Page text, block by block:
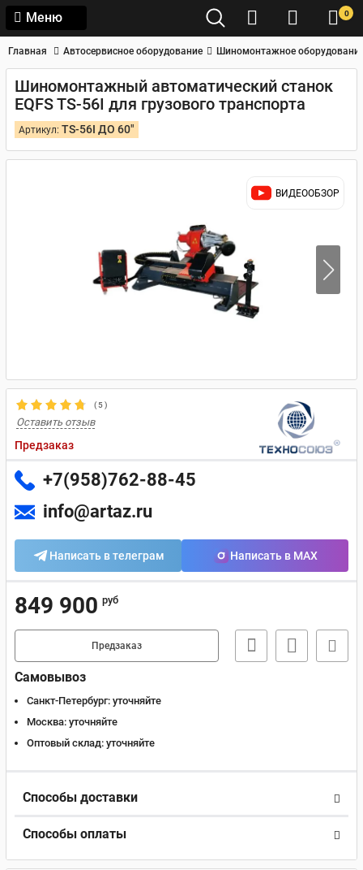
Меню 0
Главная Автосервисное оборудование Шиномонтажное
Шиномонтажный автоматический станок
EQFS TS-56I для грузового транспорта
Артикул: TS-56I ДО 60"
ВИДЕООБЗОР
(5)
Оставить отзыв
Предзаказ
+7(958)762-88-45
info@artaz.ru
Написать в телеграм Написать в MAX
849 900 руб
Предзаказ
Самовывоз
Санкт-Петербург: уточняйте
Москва: уточняйте
Оптовый склад: уточняйте
Способы доставки
Способы оплаты